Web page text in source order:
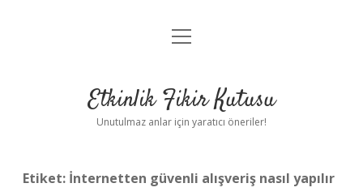
Anasayfa
Yasal Uyarı
menüyü
Etkinlik Fikir Kutusu
Unutulmaz anlar için yaratıcı öneriler!
Etiket: İnternetten güvenli alışveriş nasıl yapılır